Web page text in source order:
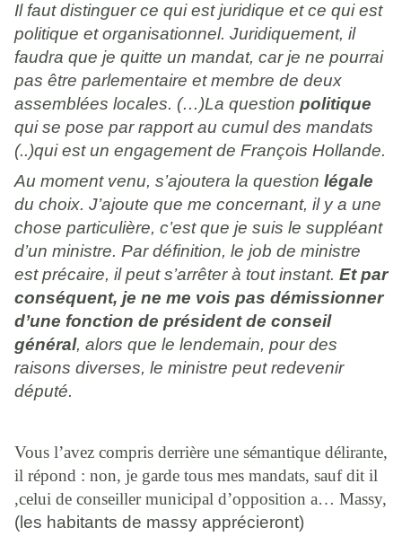
Il faut distinguer ce qui est juridique et ce qui est
politique et organisationnel. Juridiquement, il
faudra que je quitte un mandat, car je ne pourrai
pas être parlementaire et membre de deux
assemblées locales. (…)La question politique
qui se pose par rapport au cumul des mandats
(..)qui est un engagement de François Hollande.
Au moment venu, s’ajoutera la question légale
du choix. J’ajoute que me concernant, il y a une
chose particulière, c’est que je suis le suppléant
d’un ministre. Par définition, le job de ministre
est précaire, il peut s’arrêter à tout instant. Et par
conséquent, je ne me vois pas démissionner
d’une fonction de président de conseil
général, alors que le lendemain, pour des
raisons diverses, le ministre peut redevenir
député.
Vous l’avez compris derrière une sémantique délirante,
il répond : non, je garde tous mes mandats, sauf dit il
,celui de conseiller municipal d’opposition a… Massy,
(les habitants de massy apprécieront)